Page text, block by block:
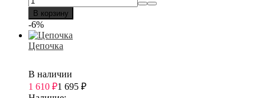
В корзину
-6%
Цепочка
В наличии
1 610 ₽1 695 ₽